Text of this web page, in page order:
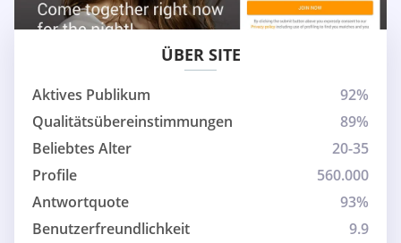
ÜBER SITE
Aktives Publikum
92%
Qualitätsübereinstimmungen
89%
Beliebtes Alter
20-35
Profile
560.000
Antwortquote
93%
Benutzerfreundlichkeit
9.9